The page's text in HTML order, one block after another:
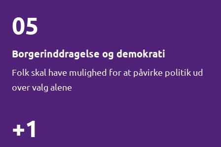
05
Borgerinddragelse og demokrati
Folk skal have mulighed for at påvirke politik ud
over valg alene
+1